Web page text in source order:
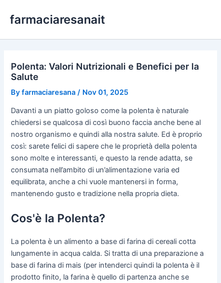
farmaciaresanait
Polenta: Valori Nutrizionali e Benefici per la
Salute
Byfarmaciaresana / Nov 01, 2025
Davanti a un piatto goloso come la polenta è naturale
chiedersi se qualcosa di così buono faccia anche bene al
nostro organismo e quindi alla nostra salute. Ed è proprio
così: sarete felici di sapere che le proprietà della polenta
sono molte e interessanti, e questo la rende adatta, se
consumata nell’ambito di un’alimentazione varia ed
equilibrata, anche a chi vuole mantenersi in forma,
mantenendo gusto e tradizione nella propria dieta.
Cos'è la Polenta?
La polenta è un alimento a base di farina di cereali cotta
lungamente in acqua calda. Si tratta di una preparazione a
base di farina di mais (per intenderci quindi la polenta è il
prodotto finito, la farina è quello di partenza anche se